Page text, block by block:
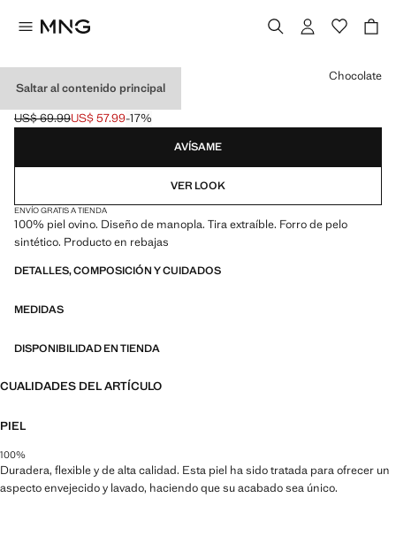
Saltar al contenido principal
MANOPLAS PIEL
Precio inicial tachado [US$ 69.99 ]
US$ 69.99
Precio actual [US$ 57.99 ]
US$ 57.99-17%
Selecciona un color
Chocolate
AVÍSAME
VER LOOK
ENVÍO GRATIS A TIENDA
100% piel ovino. Diseño de manopla. Tira extraíble. Forro de pelo
sintético. Producto en rebajas
DETALLES, COMPOSICIÓN Y CUIDADOS
MEDIDAS
DISPONIBILIDAD EN TIENDA
CUALIDADES DEL ARTÍCULO
PIEL
100%
Duradera, flexible y de alta calidad. Esta piel ha sido tratada para ofrecer un
aspecto envejecido y lavado, haciendo que su acabado sea único.